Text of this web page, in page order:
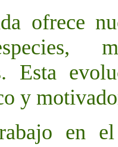
ofrece
Esta
y
en